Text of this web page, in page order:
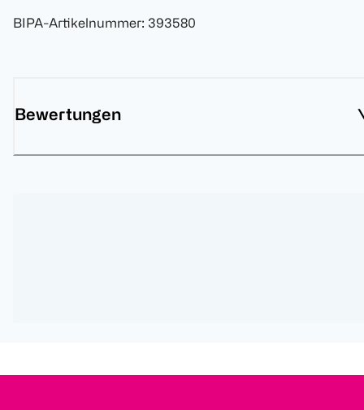
BIPA-Artikelnummer: 393580
Bewertungen